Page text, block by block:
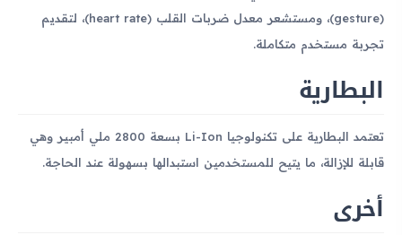
(gesture)، ومستشعر معدل ضربات القلب (heart rate)، لتقديم
تجربة مستخدم متكاملة.
البطارية
تعتمد البطارية على تكنولوجيا Li-Ion بسعة 2800 ملي أمبير وهي
قابلة للإزالة، ما يتيح للمستخدمين استبدالها بسهولة عند الحاجة.
أخرى